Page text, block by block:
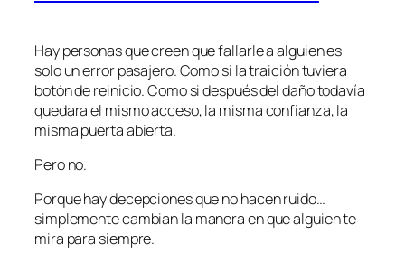
Hay personas que creen que fallarle a alguien es
solo un error pasajero. Como si la traición tuviera
botón de reinicio. Como si después del daño todavía
quedara el mismo acceso, la misma confianza, la
misma puerta abierta.
Pero no.
Porque hay decepciones que no hacen ruido…
simplemente cambian la manera en que alguien te
mira para siempre.